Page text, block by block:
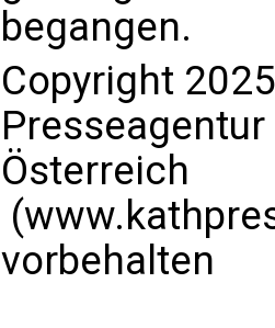
begangen.
Copyright
Presseagentur
Österreich
vorbehalten